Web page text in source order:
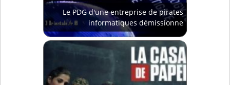
Le PDG d'une entreprise de pirates
informatiques démissionne